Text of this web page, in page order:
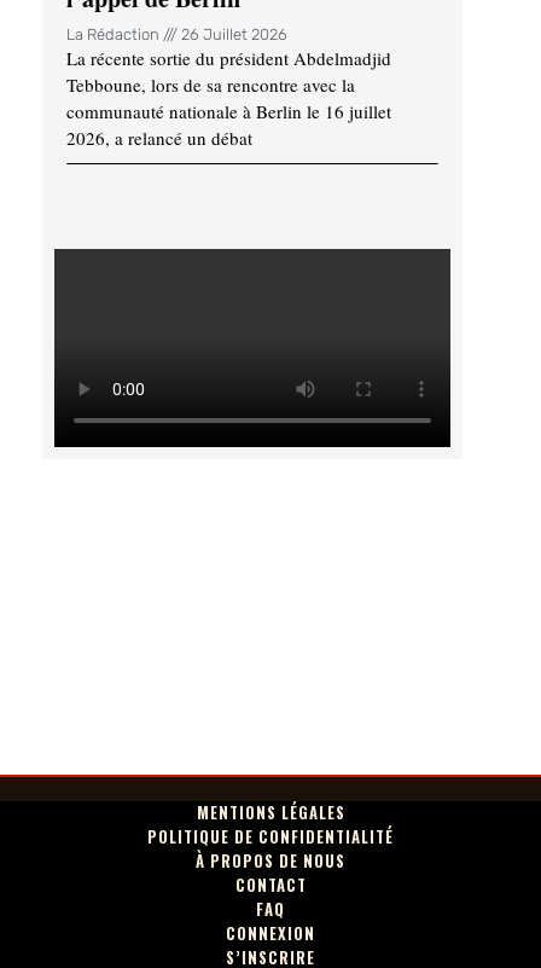
La Rédaction 26 Juillet 2026
La récente sortie du président Abdelmadjid
Tebboune, lors de sa rencontre avec la
communauté nationale à Berlin le 16 juillet
2026, a relancé un débat
MENTIONS LÉGALES
POLITIQUE DE CONFIDENTIALITÉ
À PROPOS DE NOUS
CONTACT
FAQ
CONNEXION
S’INSCRIRE